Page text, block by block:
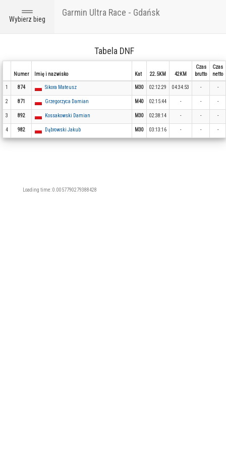
Toggle
navigation
Wybierz bieg
Garmin Ultra Race - Gdańsk
Tabela DNF
Numer Imię i nazwisko Kat 22.5KM 42KM
Czas
brutto
Czas
netto
1 874 Sikora Mateusz M30 02:12:29 04:34:53 - -
2 871 Grzegorzyca Damian M40 02:15:44 - - -
3 892 Kossakowski Damian M30 02:38:14 - - -
4 982 Dąbrowski Jakub M30 03:13:16 - - -
Loading time: 0.0057790279388428